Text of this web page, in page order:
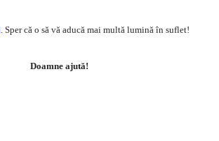
. Sper că o să vă aducă mai multă lumină în suflet!
Doamne ajută!